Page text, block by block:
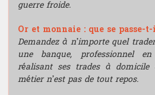
guerre froide.
Or et monnaie : que se passe-
Demandez à n’importe quel
une banque, professionnel
réalisant ses trades à
métier n’est pas de tout repos.